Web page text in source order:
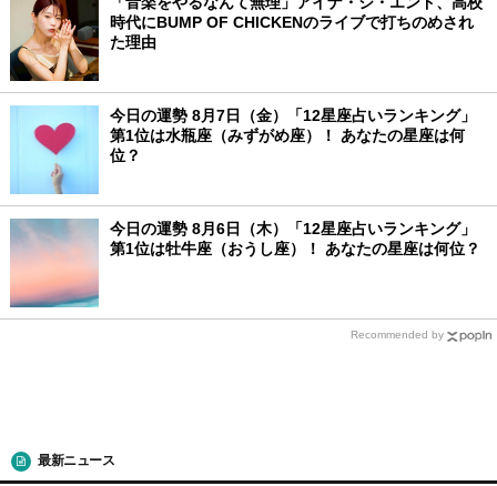
時代にBUMP OF CHICKENのライブで打ちのめされ
た理由
今日の運勢 8月7日（金）「12星座占いランキング」
第1位は水瓶座（みずがめ座）！ あなたの星座は何
位？
今日の運勢 8月6日（木）「12星座占いランキング」
第1位は牡牛座（おうし座）！ あなたの星座は何位？
Recommended by
最新ニュース